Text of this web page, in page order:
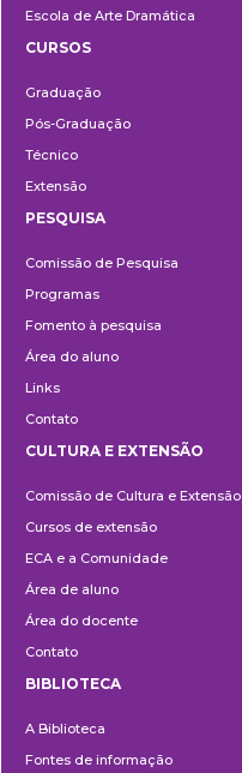
Escola de Arte Dramática
CURSOS
Graduação
Pós-Graduação
Técnico
Extensão
PESQUISA
Comissão de Pesquisa
Programas
Fomento à pesquisa
Área do aluno
Links
Contato
e
Extensão
CULTURA E EXTENSÃO
Comissão de Cultura e Extensão
Cursos de extensão
ECA e a Comunidade
Área de aluno
Área do docente
Contato
BIBLIOTECA
A Biblioteca
Fontes de informação